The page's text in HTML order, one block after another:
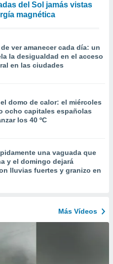
del Sol jamás vistas
magnética
ver amanecer cada día: un
la desigualdad en el acceso
en las ciudades
domo de calor: el miércoles
ocho capitales españolas
los 40 ºC
una vaguada que
y el domingo dejará
lluvias fuertes y granizo en
Más Vídeos